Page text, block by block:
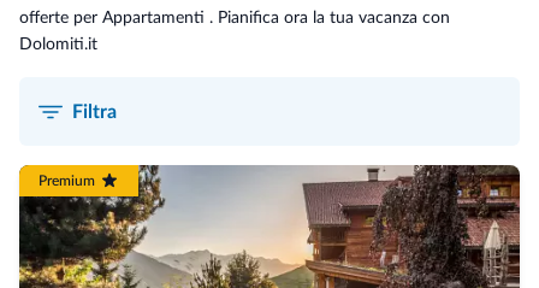
offerte per Appartamenti . Pianifica ora la tua vacanza con
Dolomiti.it
Filtra
Premium